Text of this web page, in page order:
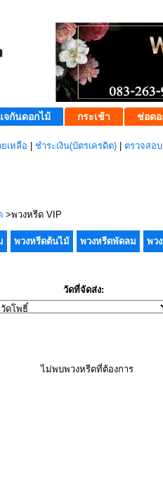
จกันดอกไม้ กระเช้า ช่อดอ
เหลือ ชำระเงิน(บัตรเครดิต) ตรวจสอ
>พวงหรีด VIP
พวงหรีดต้นไม้ พวงหรีดพัดลม พว
วัดที่จัดส่ง:
ไม่พบพวงหรีดที่ต้องการ